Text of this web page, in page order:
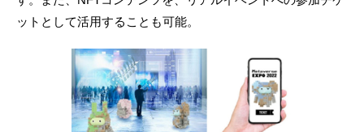
ットとして活用することも可能。